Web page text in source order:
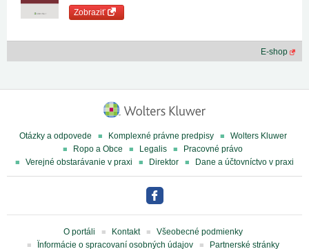
Zobraziť
E-shop
Otázky a odpovede Komplexné právne predpisy
Wolters Kluwer
Ropo a Obce
Legalis
Pracovné právo
Verejné obstarávanie v praxi
Direktor Dane a účtovníctvo v praxi
O portáli Kontakt
Všeobecné podmienky
Ïnformácie o spracovaní osobných údajov
Partnerské stránky